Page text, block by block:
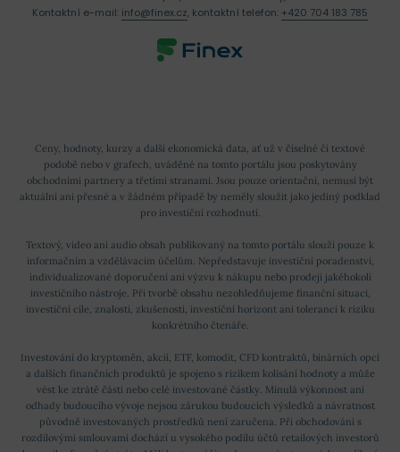
Ceny, hodnoty, kurzy a další ekonomická data, ať už v číselné či textové
podobě nebo v grafech, uváděné na tomto portálu jsou poskytovány
obchodními partnery a třetími stranami. Jsou pouze orientační, nemusí být
aktuální ani přesné a v žádném případě by neměly sloužit jako jediný podklad
pro investiční rozhodnutí.
Textový, video ani audio obsah publikovaný na tomto portálu slouží pouze k
informačním a vzdělávacím účelům. Nepředstavuje investiční poradenství,
individualizované doporučení ani výzvu k nákupu nebo prodeji jakéhokoli
investičního nástroje. Při tvorbě obsahu nezohledňujeme finanční situaci,
investiční cíle, znalosti, zkušenosti, investiční horizont ani toleranci k riziku
konkrétního čtenáře.
Investování do kryptoměn, akcií, ETF, komodit, CFD kontraktů, binárních opcí
a dalších finančních produktů je spojeno s rizikem kolísání hodnoty a může
vést ke ztrátě části nebo celé investované částky. Minulá výkonnost ani
odhady budoucího vývoje nejsou zárukou budoucích výsledků a návratnost
původně investovaných prostředků není zaručena. Při obchodování s
rozdílovými smlouvami dochází u vysokého podílu účtů retailových investorů
Kontaktní e-mail: info@finex.cz, kontaktní telefon: +420 704 183 785